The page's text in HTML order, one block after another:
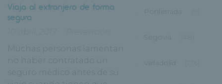
Viaja al extranjero de forma
segura
Muchas personas lamentan
no haber contratado un
seguro médico antes de su
Ponferrada
Segovia
Valladolid